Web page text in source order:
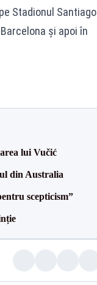
Stadionul Santiago
și apoi în
lui Vučić
din Australia
scepticism”